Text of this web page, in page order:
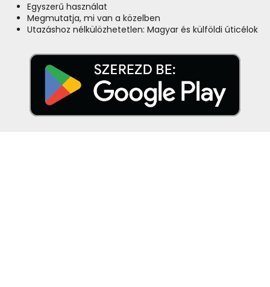
Egyszerű használat
Megmutatja, mi van a közelben
Utazáshoz nélkülözhetetlen: Magyar és külföldi úticélok